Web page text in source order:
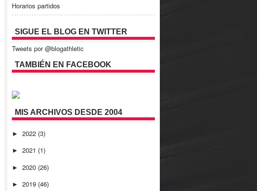
Horarios partidos
SIGUE EL BLOG EN TWITTER
Tweets por @blogathletic
TAMBIÉN EN FACEBOOK
MIS ARCHIVOS DESDE 2004
► 2022 (3)
► 2021 (1)
► 2020 (26)
► 2019 (46)